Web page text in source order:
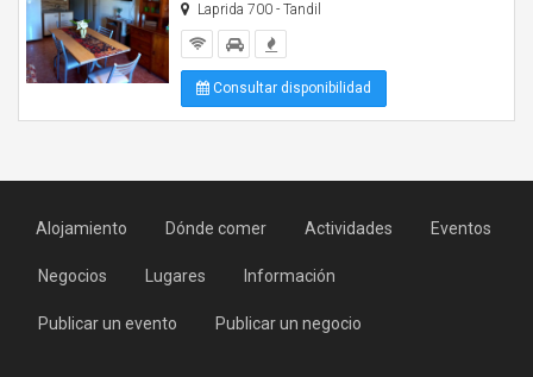
Laprida 700 - Tandil
Consultar disponibilidad
Alojamiento Dónde comer Actividades Eventos
Negocios Lugares Información
Publicar un evento Publicar un negocio